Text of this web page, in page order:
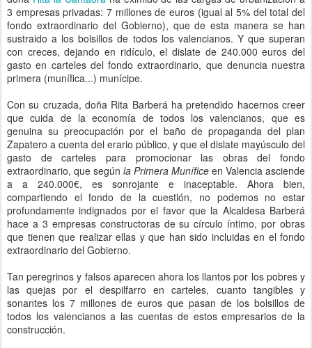
3 empresas privadas: 7 millones de euros (igual al 5% del total del
fondo extraordinario del Gobierno), que de esta manera se han
sustraido a los bolsillos de todos los valencianos. Y que superan
con creces, dejando en ridículo, el dislate de 240.000 euros del
gasto en carteles del fondo extraordinario, que denuncia nuestra
primera (munífica...) munícipe.
Con su cruzada, doña Rita Barberá ha pretendido hacernos creer
que cuida de la economía de todos los valencianos, que es
genuina su preocupación por el baño de propaganda del plan
Zapatero a cuenta del erario público, y que el dislate mayúsculo del
gasto de carteles para promocionar las obras del fondo
extraordinario, que según la Primera Munífice en Valencia asciende
a a 240.000€, es sonrojante e inaceptable. Ahora bien,
compartiendo el fondo de la cuestión, no podemos no estar
profundamente indignados por el favor que la Alcaldesa Barberá
hace a 3 empresas constructoras de su círculo íntimo, por obras
que tienen que realizar ellas y que han sido incluidas en el fondo
extraordinario del Gobierno.
Tan peregrinos y falsos aparecen ahora los llantos por los pobres y
las quejas por el despilfarro en carteles, cuanto tangibles y
sonantes los 7 millones de euros que pasan de los bolsillos de
todos los valencianos a las cuentas de estos empresarios de la
construcción.